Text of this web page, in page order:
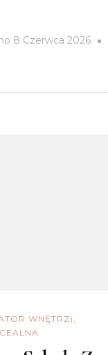
8 Czerwca 2026
WNĘTRZ)